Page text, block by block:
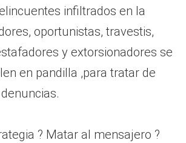
infiltrados en la
oportunistas, travestis,
y extorsionadores se
en pandilla ,para tratar de
? Matar al mensajero ?